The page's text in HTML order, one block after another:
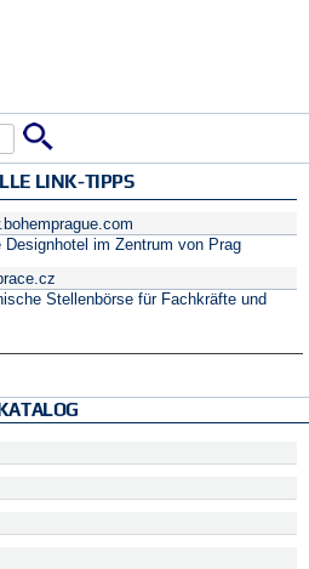
LINK-TIPPS
im Zentrum von Prag
Stellenbörse für Fachkräfte und